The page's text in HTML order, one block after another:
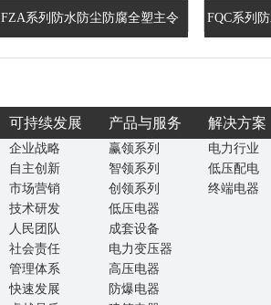
FZA系列防水防尘防腐全塑主令
控...
FQC系列
可持续发展 产品与服务 解决方案
企业战略
自主创新
市场营销
技术研发
人民团队
社会责任
管理体系
快速发展
赢领系列
智领系列
创领系列
低压电器
成套设备
电力变压器
高压电器
防爆电器
电力行业
低压配电
终端电器